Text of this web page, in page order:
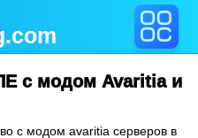
.com
с модом Avaritia и
с модом avaritia серверов в